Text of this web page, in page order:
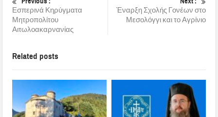
Εσπερινά Κηρύγματα
Μητροπολίτου
Αιτωλοακαρνανίας
Έναρξη Σχολής Γονέων στο
Μεσολόγγι και το Αγρίνιο
Related posts